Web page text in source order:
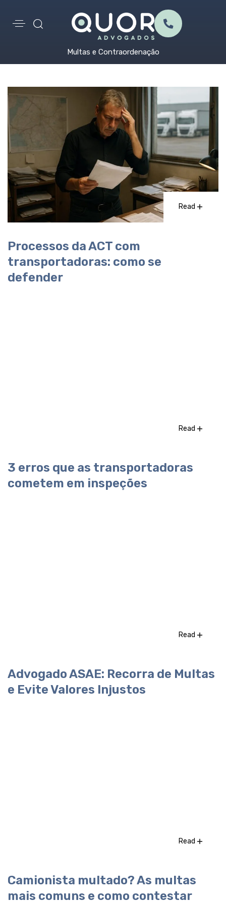
Multas e Contraordenação
Read
Processos da ACT com
transportadoras: como se
defender
Read
3 erros que as transportadoras
cometem em inspeções
Read
Advogado ASAE: Recorra de Multas
e Evite Valores Injustos
Read
Camionista multado? As multas
mais comuns e como contestar